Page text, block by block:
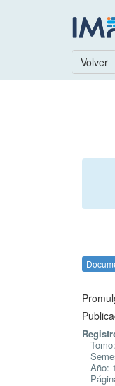
Volver
Año: